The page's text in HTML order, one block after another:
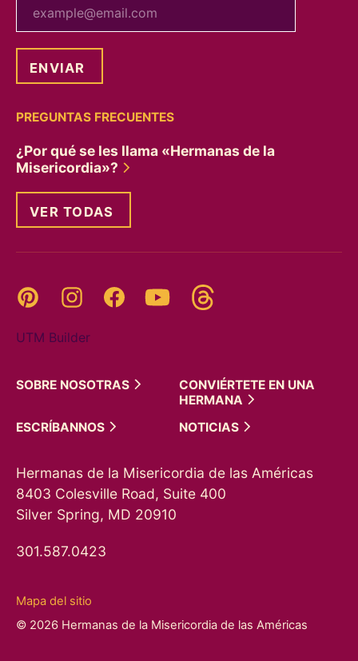
PREGUNTAS FRECUENTES
¿Por qué se les llama «Hermanas de la
Misericordia»?
VER TODAS
Pinterest InstagramFacebookYouTube
UTM Builder
SOBRE NOSOTRAS
CONVIÉRTETE EN UNA
HERMANA
ESCRÍBANNOS
NOTICIAS
Hermanas de la Misericordia de las Américas
8403 Colesville Road, Suite 400
Silver Spring, MD 20910
301.587.0423
Mapa del sitio
© 2026 Hermanas de la Misericordia de las Américas